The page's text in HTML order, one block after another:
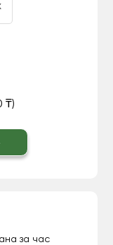
₸)
за час